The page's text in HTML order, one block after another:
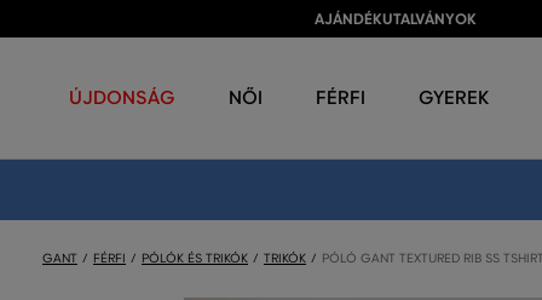
AJÁNDÉKUTALVÁNYOK
ÚJDONSÁG NŐI FÉRFI GYEREK
GANT FÉRFI PÓLÓK ÉS TRIKÓK TRIKÓK PÓLÓ GANT TEXTURED RIB SS TSHIRT